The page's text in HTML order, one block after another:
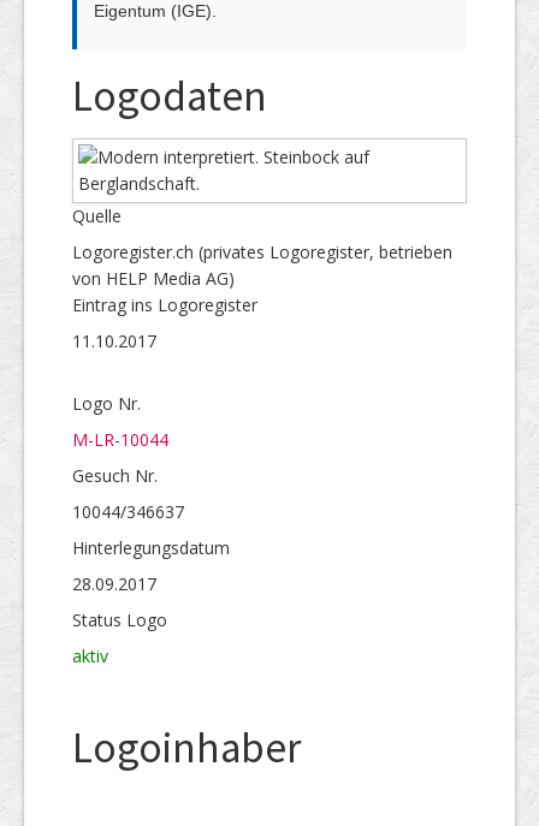
Eigentum (IGE).
Logodaten
Quelle
Logoregister.ch (privates Logoregister, betrieben
von HELP Media AG)
Eintrag ins Logoregister
11.10.2017
Logo Nr.
M-LR-10044
Gesuch Nr.
10044/346637
Hinterlegungs­datum
28.09.2017
Status Logo
aktiv
Logoinhaber